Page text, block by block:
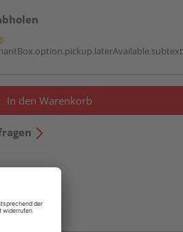
In den Warenkorb